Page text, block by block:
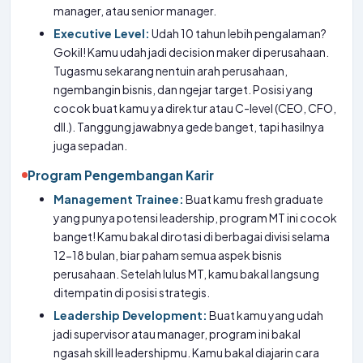
manager, atau senior manager.
Executive Level: Udah 10 tahun lebih pengalaman?
Gokil! Kamu udah jadi decision maker di perusahaan.
Tugasmu sekarang nentuin arah perusahaan,
ngembangin bisnis, dan ngejar target. Posisi yang
cocok buat kamu ya direktur atau C-level (CEO, CFO,
dll.). Tanggung jawabnya gede banget, tapi hasilnya
juga sepadan.
Program Pengembangan Karir
Management Trainee: Buat kamu fresh graduate
yang punya potensi leadership, program MT ini cocok
banget! Kamu bakal dirotasi di berbagai divisi selama
12-18 bulan, biar paham semua aspek bisnis
perusahaan. Setelah lulus MT, kamu bakal langsung
ditempatin di posisi strategis.
Leadership Development: Buat kamu yang udah
jadi supervisor atau manager, program ini bakal
ngasah skill leadershipmu. Kamu bakal diajarin cara